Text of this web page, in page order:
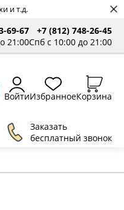
и т.д.
69-67
21:00
+7 (812) 748-26-45
Спб с 10:00 до 21:00
ВойтиИзбранноеКорзина
Заказать
бесплатный звонок